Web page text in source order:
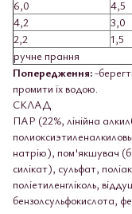
6,0
4,5
4,2
3,0
2,2
1,5
ручне прання
Попередження:-
промити їх водою.
СКЛАД
ПАР (22%, лінійна
натрію), пом'якшувач
силікат), сульфат,
поліетиленгліколь,
бензолсульфокислота,